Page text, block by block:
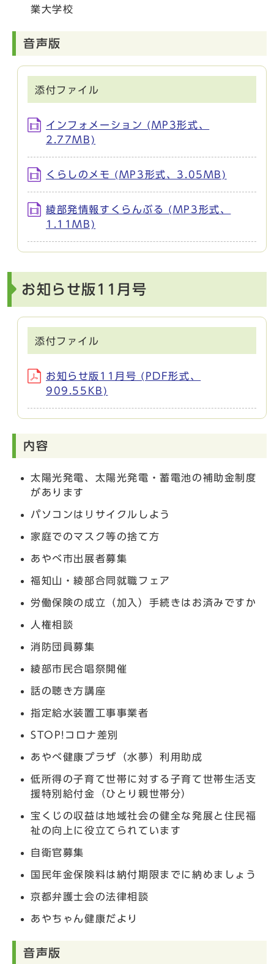
業大学校
音声版
添付ファイル
インフォメーション (MP3形式、
2.77MB)
くらしのメモ (MP3形式、3.05MB)
綾部発情報すくらんぶる (MP3形式、
1.11MB)
お知らせ版11月号
添付ファイル
お知らせ版11月号 (PDF形式、
909.55KB)
内容
太陽光発電、太陽光発電・蓄電池の補助金制度
があります
パソコンはリサイクルしよう
家庭でのマスク等の捨て方
あやべ市出展者募集
福知山・綾部合同就職フェア
労働保険の成立（加入）手続きはお済みですか
人権相談
消防団員募集
綾部市民合唱祭開催
話の聴き方講座
指定給水装置工事事業者
STOP!コロナ差別
あやべ健康プラザ（水夢）利用助成
低所得の子育て世帯に対する子育て世帯生活支
援特別給付金（ひとり親世帯分）
宝くじの収益は地域社会の健全な発展と住民福
祉の向上に役立てられています
自衛官募集
国民年金保険料は納付期限までに納めましょう
京都弁護士会の法律相談
あやちゃん健康だより
音声版